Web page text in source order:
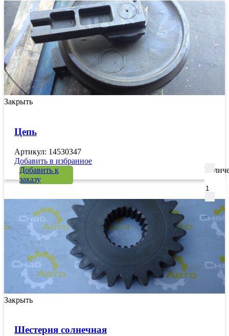
Закрыть
Цепь
Артикул: 14530347
Добавить в избранное
Добавить к
заказу
Закрыть
Шестерня солнечная